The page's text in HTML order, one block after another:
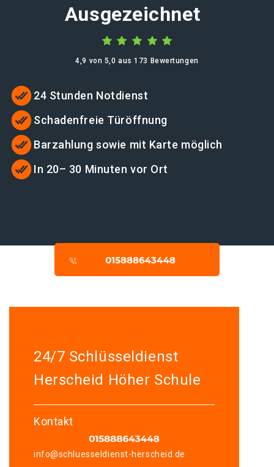
Ausgezeichnet
4,9 von 5,0 aus 173 Bewertungen
24 Stunden Notdienst
Schadenfreie Türöffnung
Barzahlung sowie mit Karte möglich
In 20– 30 Minuten vor Ort
24/7 Schlüsseldienst
Herscheid Höher Schule
Kontakt
info@schluesseldienst-herscheid.de